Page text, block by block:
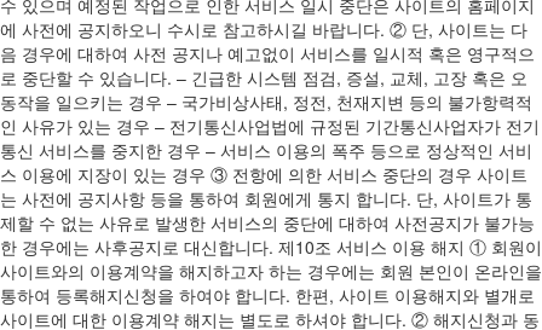
수 있으며 예정된 작업으로 인한 서비스 일시 중단은 사이트의 홈페이지
에 사전에 공지하오니 수시로 참고하시길 바랍니다. ② 단, 사이트는 다
음 경우에 대하여 사전 공지나 예고없이 서비스를 일시적 혹은 영구적으
로 중단할 수 있습니다. – 긴급한 시스템 점검, 증설, 교체, 고장 혹은 오
동작을 일으키는 경우 – 국가비상사태, 정전, 천재지변 등의 불가항력적
인 사유가 있는 경우 – 전기통신사업법에 규정된 기간통신사업자가 전기
통신 서비스를 중지한 경우 – 서비스 이용의 폭주 등으로 정상적인 서비
스 이용에 지장이 있는 경우 ③ 전항에 의한 서비스 중단의 경우 사이트
는 사전에 공지사항 등을 통하여 회원에게 통지 합니다. 단, 사이트가 통
제할 수 없는 사유로 발생한 서비스의 중단에 대하여 사전공지가 불가능
한 경우에는 사후공지로 대신합니다. 제10조 서비스 이용 해지 ① 회원이
사이트와의 이용계약을 해지하고자 하는 경우에는 회원 본인이 온라인을
통하여 등록해지신청을 하여야 합니다. 한편, 사이트 이용해지와 별개로
사이트에 대한 이용계약 해지는 별도로 하셔야 합니다. ② 해지신청과 동